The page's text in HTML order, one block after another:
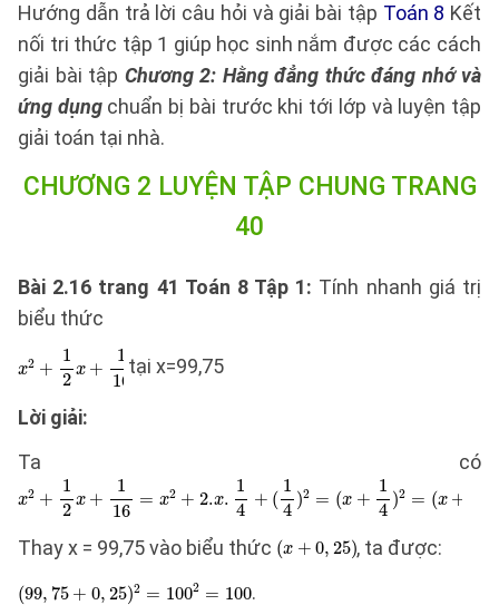
Hướng dẫn trả lời câu hỏi và giải bài tập Toán 8 Kết
nối tri thức tập 1 giúp học sinh nắm được các cách
giải bài tập Chương 2: Hằng đẳng thức đáng nhớ và
ứng dụngchuẩn bị bài trước khi tới lớp và luyện tập
giải toán tại nhà.
CHƯƠNG 2 LUYỆN TẬP CHUNG TRANG
40
Bài 2.16 trang 41 Toán 8 Tập 1: Tính nhanh giá trị
biểu thức
tại x=99,75
Lời giải:
Ta có
Thay x = 99,75 vào biểu thức
, ta được:
.